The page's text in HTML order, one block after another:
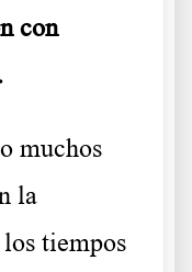
con
muchos
la
tiempos